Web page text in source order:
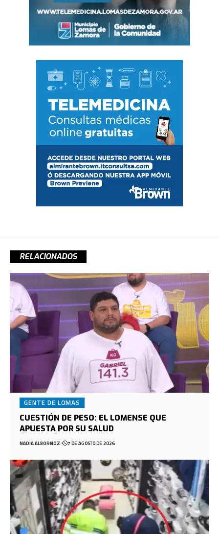
RELACIONADOS
GENTE DE LOMAS
CUESTIÓN DE PESO: EL LOMENSE QUE
APUESTA POR SU SALUD
NADIA ALBORNOZ 7 DE AGOSTO DE 2026